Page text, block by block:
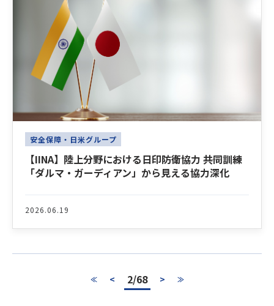
安全保障・日米グループ
【IINA】陸上分野における日印防衛協力 ――共同訓練
「ダルマ・ガーディアン」から見える協力深化
2026.06.19
≪ < 2/68 > ≫